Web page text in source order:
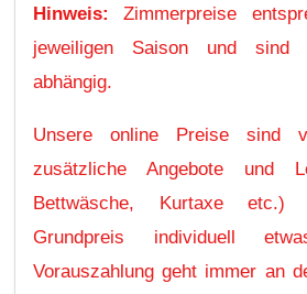
Hinweis:
Zimmerpreise
jeweiligen Saison und sind
abhängig.
Unsere online Preise sind
zusätzliche Angebote und
Bettwäsche, Kurtaxe
Grundpreis individuell
Vorauszahlung geht immer an